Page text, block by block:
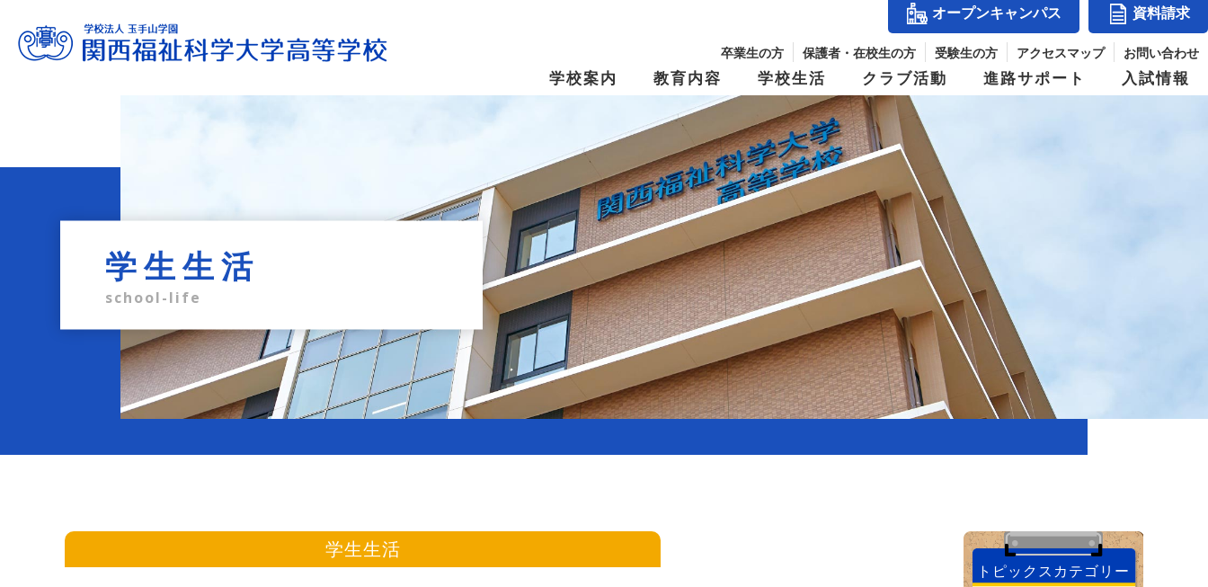
卒業生の方 保護者・在校生の方 受験生の方 アクセスマップ お問い合わせ
オープンキャンパス 資料請求
学校案内
校長からのメッセージ 学園の沿革
キャンパスマップ スクール・ポリシー 玉手山学園紹介
Tama Café （食堂） 夢と志の結実 デジタルパンフレット
動画アーカイブス
教育内容
学習・教育システム 学びの『仕掛け』
特別進学Ⅰコース 特別進学Ⅱコース 進学コース
保育進学コース 卒業生メッセージ
学校生活
年間行事・制服紹介 文化祭 体育祭
修学旅行
クラブ活動 進路サポート
進路指導 進路実績 併設校からめざせる職業と資格
入試情報
生徒募集要項 学費・奨学金 入試結果
資料請求 オープンキャンパス
学生生活
school-life
学生生活
トピックスカテゴリー